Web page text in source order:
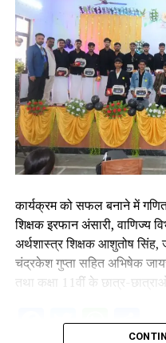
कार्यक्रम को सफल बनाने में गणित
शिक्षक इरफान अंसारी, वाणिज्य
अर्थशास्त्र शिक्षक आशुतोष सिंह,
चंद्रकेश गुप्ता सहित अभिषेक
तथा कक्षा 11वीं के छात्र-
Facebook
Twitter